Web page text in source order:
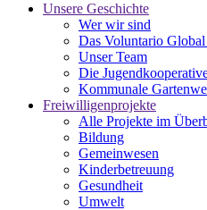
Unsere Geschichte
Wer wir sind
Das Voluntario
Unser Team
Die
Kommunale
Freiwilligenprojekte
Alle Projekte im
Bildung
Gemeinwesen
Kinderbetreuung
Gesundheit
Umwelt